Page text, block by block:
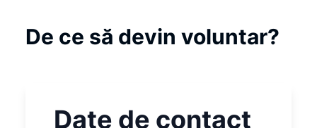
De ce să devin voluntar?
Date de contact